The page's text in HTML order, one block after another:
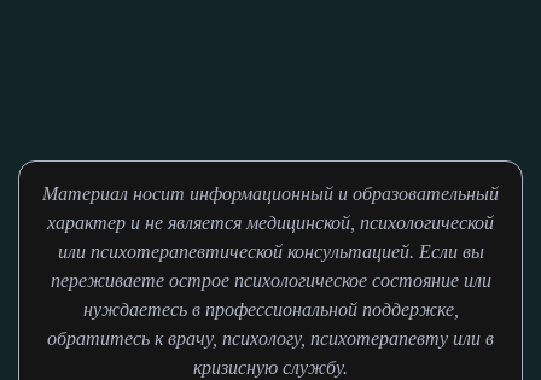
Материал носит информационный и образовательный
характер и не является медицинской, психологической
или психотерапевтической консультацией. Если вы
переживаете острое психологическое состояние или
нуждаетесь в профессиональной поддержке,
обратитесь к врачу, психологу, психотерапевту или в
кризисную службу.